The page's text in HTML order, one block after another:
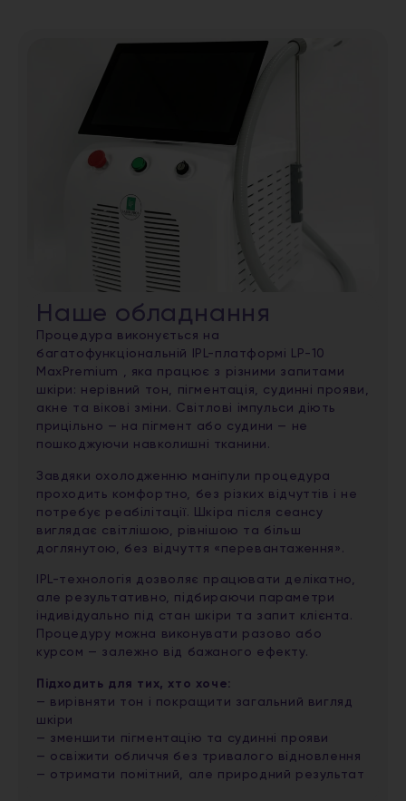
Наше обладнання
Процедура виконується на
багатофункціональній IPL-платформі LP-10
MaxPremium , яка працює з різними запитами
шкіри: нерівний тон, пігментація, судинні прояви,
акне та вікові зміни. Світлові імпульси діють
прицільно — на пігмент або судини — не
пошкоджуючи навколишні тканини.
Завдяки охолодженню маніпули процедура
проходить комфортно, без різких відчуттів і не
потребує реабілітації. Шкіра після сеансу
виглядає світлішою, рівнішою та більш
доглянутою, без відчуття «перевантаження».
IPL-технологія дозволяє працювати делікатно,
але результативно, підбираючи параметри
індивідуально під стан шкіри та запит клієнта.
Процедуру можна виконувати разово або
курсом — залежно від бажаного ефекту.
Підходить для тих, хто хоче:
— вирівняти тон і покращити загальний вигляд
шкіри
— зменшити пігментацію та судинні прояви
— освіжити обличчя без тривалого відновлення
— отримати помітний, але природний результат